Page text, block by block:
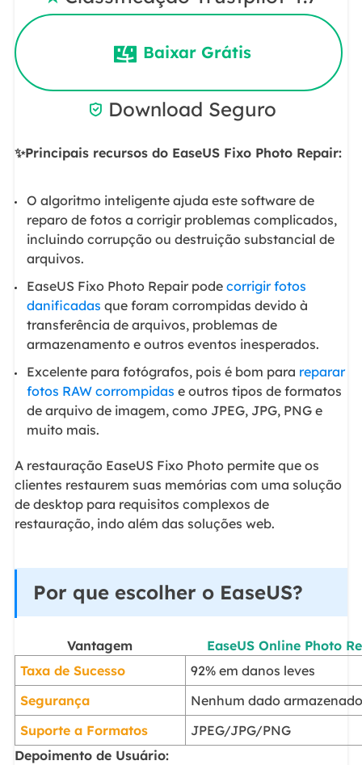
Baixar Grátis
 Download Seguro
✨Principais recursos do EaseUS Fixo Photo Repair:
O algoritmo inteligente ajuda este software de
reparo de fotos a corrigir problemas complicados,
incluindo corrupção ou destruição substancial de
arquivos.
EaseUS Fixo Photo Repair pode corrigir fotos
danificadas que foram corrompidas devido à
transferência de arquivos, problemas de
armazenamento e outros eventos inesperados.
Excelente para fotógrafos, pois é bom para reparar
fotos RAW corrompidas e outros tipos de formatos
de arquivo de imagem, como JPEG, JPG, PNG e
muito mais.
A restauração EaseUS Fixo Photo permite que os
clientes restaurem suas memórias com uma solução
de desktop para requisitos complexos de
restauração, indo além das soluções web.
Por que escolher o EaseUS?
Vantagem
EaseUS Online Photo
Taxa de Sucesso
92% em danos leves
Segurança
Nenhum dado armazenado
Suporte a Formatos
JPEG/JPG/PNG
Depoimento de Usuário: